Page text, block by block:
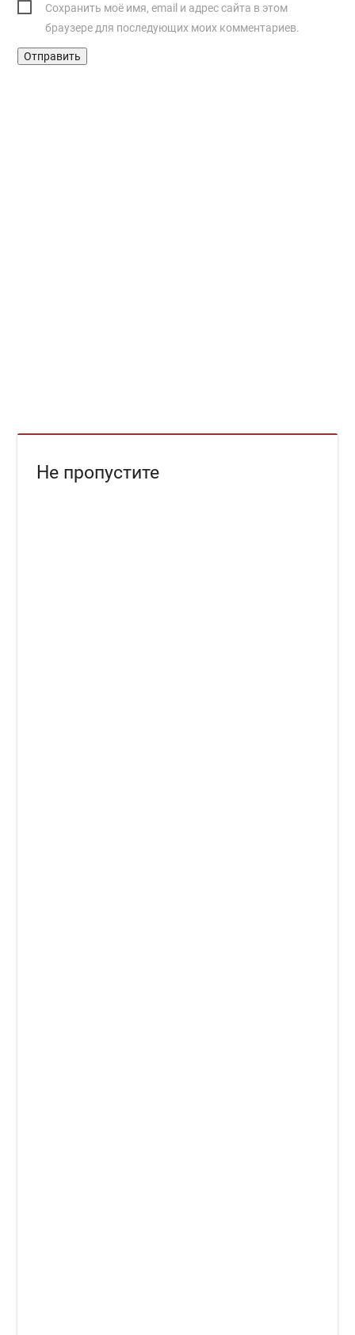
Сохранить моё имя, email и адрес сайта в этом
браузере для последующих моих комментариев.
Не пропустите